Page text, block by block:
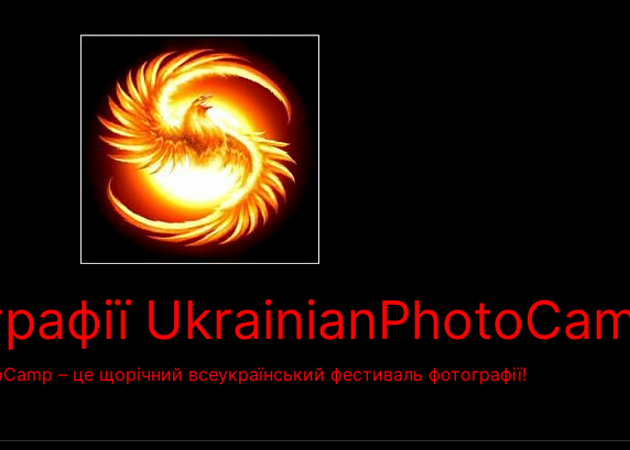
– це щорічний всеукраїнський фестиваль фотографії!